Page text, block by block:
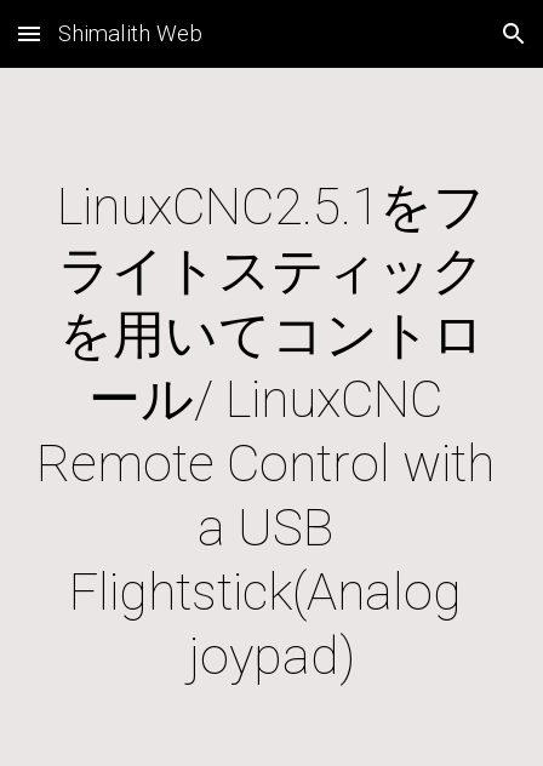
Skip to main content Skip to navigation
Shimalith Web
LinuxCNC2.5.1をフ
ライトスティック
を用いてコントロ
ール/ LinuxCNC
Remote Control with
a USB
Flightstick(Analog
joypad)